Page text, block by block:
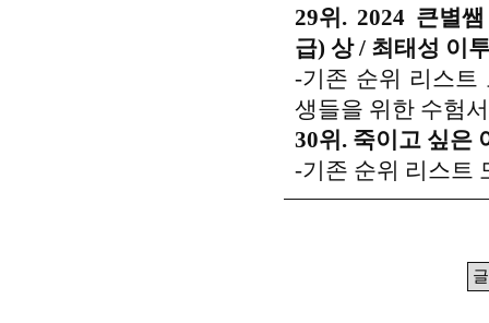
29위.2024 큰별
급) 상 / 최태성 이
-기존 순위 리스트
생들을 위한 수험
30위. 죽이고 싶은
-기존 순위 리스트